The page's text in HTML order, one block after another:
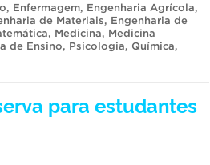
, Enfermagem, Engenharia Agrícola,
de Materiais, Engenharia de
, Medicina, Medicina
de Ensino, Psicologia, Química,
para estudantes